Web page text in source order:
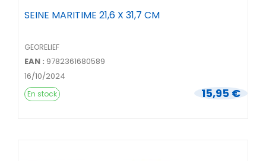
SEINE MARITIME 21,6 X 31,7 CM
GEORELIEF
EAN : 9782361680589
16/10/2024
15,95 €
En stock